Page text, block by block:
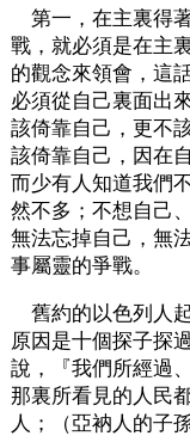
第一，在主裏得
戰，就必須是在主
的觀念來領會，這
必須從自己裏面出
該倚靠自己，更不
該倚靠自己，因在
而少有人知道我們
然不多；不想自己
無法忘掉自己，無
事屬靈的爭戰。
舊約的以色列人
原因是十個探子探
說，『我們所經過
那裏所看見的人民
人；（亞衲人的子